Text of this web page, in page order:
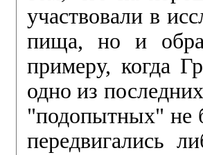
участвовали в
пища, но и
примеру, когда
одно из
"подопытных" не
передвигались